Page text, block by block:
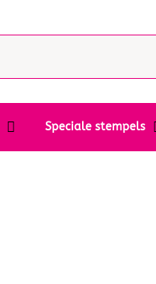
Speciale stempels